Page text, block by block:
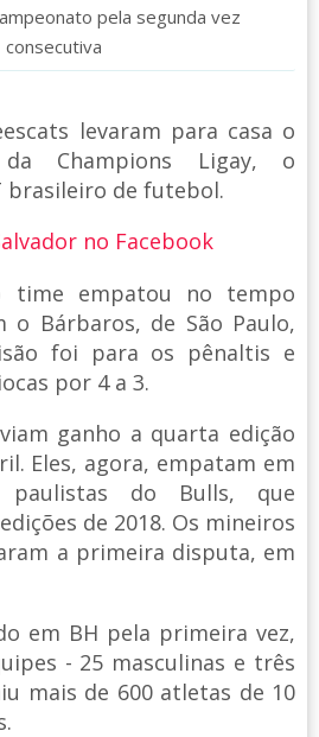
pela segunda vez
consecutiva
levaram para casa o
Champions Ligay, o
brasileiro de futebol.
no Facebook
time empatou no tempo
o Bárbaros, de São Paulo,
foi para os pênaltis e
por 4 a 3.
ganho a quarta edição
Eles, agora, empatam em
do Bulls, que
de 2018. Os mineiros
a primeira disputa, em
em BH pela primeira vez,
- 25 masculinas e três
mais de 600 atletas de 10